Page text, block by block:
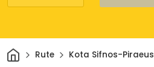
Rumah
Rute Kota Sifnos-Piraeus